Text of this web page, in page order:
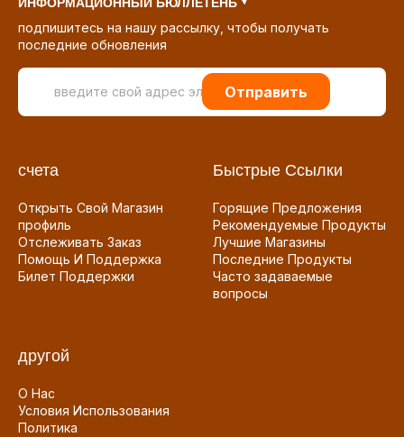
подпишитесь на нашу рассылку, чтобы получать
последние обновления
Отправить
счета
Открыть Свой Магазин
профиль
Отслеживать Заказ
Помощь И Поддержка
Билет Поддержки
Быстрые Ссылки
Горящие Предложения
Рекомендуемые Продукты
Лучшие Магазины
Последние Продукты
Часто задаваемые
вопросы
другой
О Нас
Условия Использования
Политика